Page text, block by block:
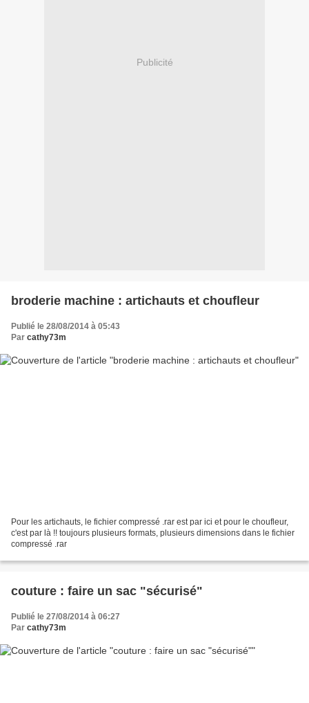
Publicité
broderie machine : artichauts et choufleur
Publié le 28/08/2014 à 05:43
Par cathy73m
Pour les artichauts, le fichier compressé .rar est par ici et pour le choufleur,
c'est par là !! toujours plusieurs formats, plusieurs dimensions dans le fichier
compressé .rar
couture : faire un sac "sécurisé"
Publié le 27/08/2014 à 06:27
Par cathy73m